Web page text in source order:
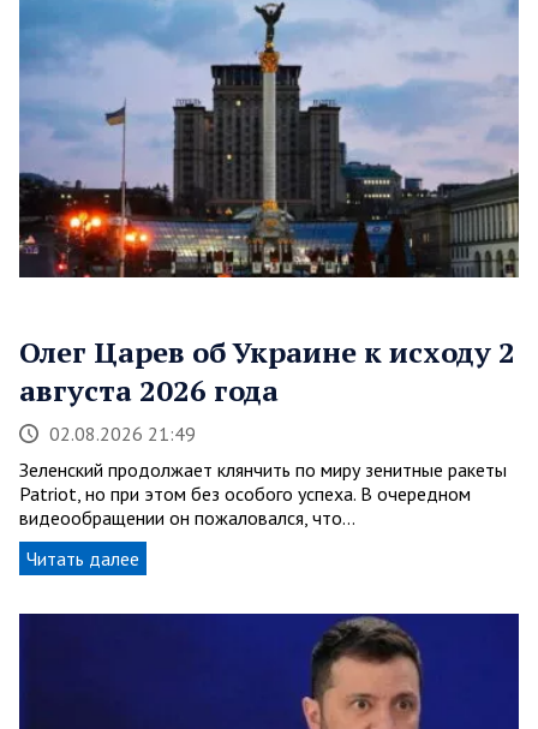
Олег Царев об Украине к исходу 2
августа 2026 года
02.08.2026 21:49
Зеленский продолжает клянчить по миру зенитные ракеты
Patriot, но при этом без особого успеха. В очередном
видеообращении он пожаловался, что…
Читать далее